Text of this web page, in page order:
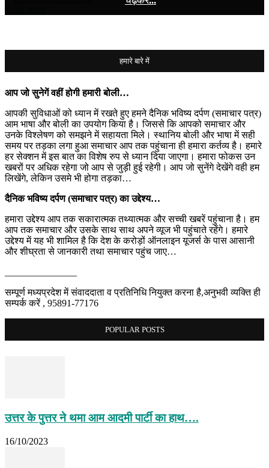
हमारे बारे में
आप जो सुनेगें वहीं होगी हमारी बोली…
आपकी सुविधाओं को ध्यान में रखते हुए हमने दैनिक भविष्य दर्पण (समाचार पत्र)
आम भाषा और बोली का उपयोग किया है। जिससे कि आपको समाचार और
उनके विश्लेषण को समझने में सहायता मिले। स्थानिय बोली और भाषा में सही
समय पर तड़का लगा हुआ समाचार आप तक पहुंचाना ही हमारा कर्तव्य है। हमारे
हर सेक्शन में इस बात का विशेष रुप से ध्यान दिया जाएगा। हमारा फोकस उन
खबरों पर अधिक रहेगा जो आप से जुड़ी हुई रहेगी। आप जो सुनेंगे देखेंगे वही हम
लिखेंगे, लेकिन उसमे भी होगा तड़का…
दैनिक भविष्य दर्पण (समाचार पत्र) का उद्देश्य…
हमारा उद्देश्य आप तक सकारात्मक तथ्यात्मक और सच्ची खबरें पहुंचाना है। हम
आप तक समाचार और उसके साथ साथ अपने व्यूज भी पहुंचाते रहेंगे। हमारे
उद्देश्य में यह भी शामिल है कि देश के करोड़ों ऑनलाइन यूजर्स के पास आसानी
और शीघ्रता से जानकारी तथा समाचार पहुंच जाए…
सम्पूर्ण मध्यप्रदेश में संवाददाता व प्रतिनिधि नियुक्त करना है,अनुभवी व्यक्ति ही
सम्पर्क करें , 95891-77176
POPULAR POSTS
उत्तर के पुत्तर ने थमा आम आदमी पार्टी का हाथ….
16/10/2023